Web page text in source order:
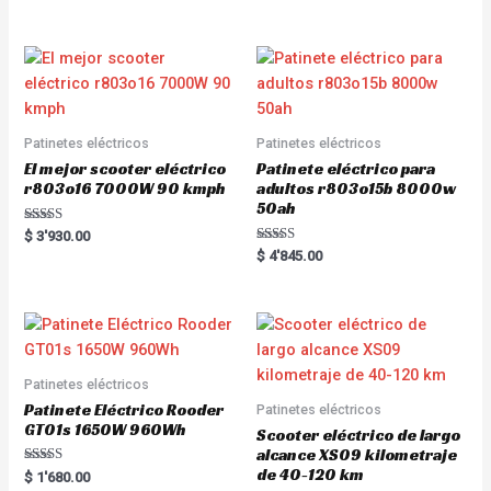
o
u
o
f
5
u
t
f
Patinetes eléctricos
El mejor scooter eléctrico
r803o16 7000W 90 kmph
Rated
5.00
$ 3'930.00
Patinetes eléctricos
Patinete eléctrico para
adultos r803o15b 8000w
50ah
Rated
5.00
$ 4'845.00
Patinetes eléctricos
Patinete Eléctrico Rooder
GT01s 1650W 960Wh
Rated
$ 1'680.00
Patinetes eléctricos
Scooter eléctrico de largo
alcance XS09 kilometraje
de 40-120 km